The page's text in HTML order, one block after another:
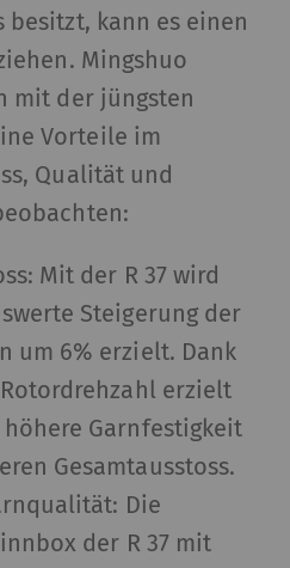
besitzt, kann es einen
Mingshuo
mit der jüngsten
Vorteile im
Qualität und
Mit der R 37 wird
Steigerung der
um 6% erzielt. Dank
erzielt
Garnfestigkeit
Gesamtausstoss.
Die
der R 37 mit